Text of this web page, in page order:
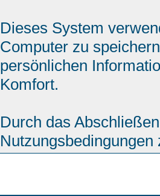
Dieses System
Computer zu
persönlichen
Komfort.
Durch das
Nutzungsbedingungen